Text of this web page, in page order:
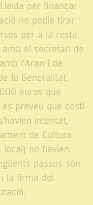
per finançar
no podia tirar
per a la resta.
el secretari de
l'Aran i de
la Generalitat,
euros que
preveu que costi
intentat,
de Cultura
no havien
passos són
la firma del